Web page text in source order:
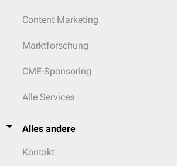
Content Marketing
Marktforschung
CME-Sponsoring
Alle Services
Alles andere
Kontakt